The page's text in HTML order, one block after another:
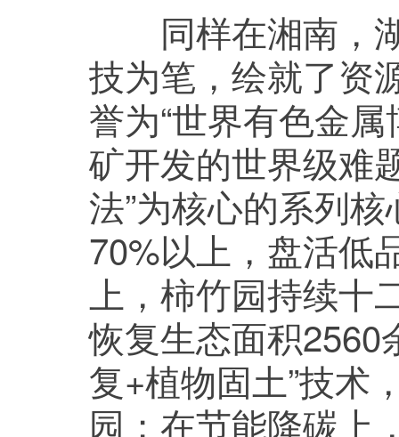
同样在湘南，湖
技为笔，绘就了资
誉为“世界有色金
矿开发的世界级难
法”为核心的系列
70%以上，盘活低
上，柿竹园持续
恢复生态面积2560
复+植物固土”技术
园；在节能降碳上